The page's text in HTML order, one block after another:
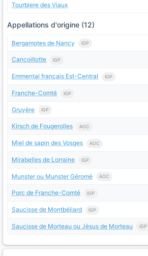
Tourbiere des Viaux
Appellations d'origine (12)
Bergamotes de Nancy IGP
Cancoillotte IGP
Emmental français Est-Central IGP
Franche-Comté IGP
Gruyère IGP
Kirsch de Fougerolles AOC
Miel de sapin des Vosges AOC
Mirabelles de Lorraine IGP
Munster ou Munster Géromé AOC
Porc de Franche-Comté IGP
Saucisse de Montbéliard IGP
Saucisse de Morteau ou Jésus de Morteau IGP